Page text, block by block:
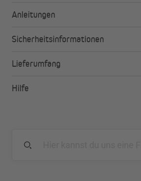
Anleitungen
Sicherheitsinformationen
Lieferumfang
Hilfe